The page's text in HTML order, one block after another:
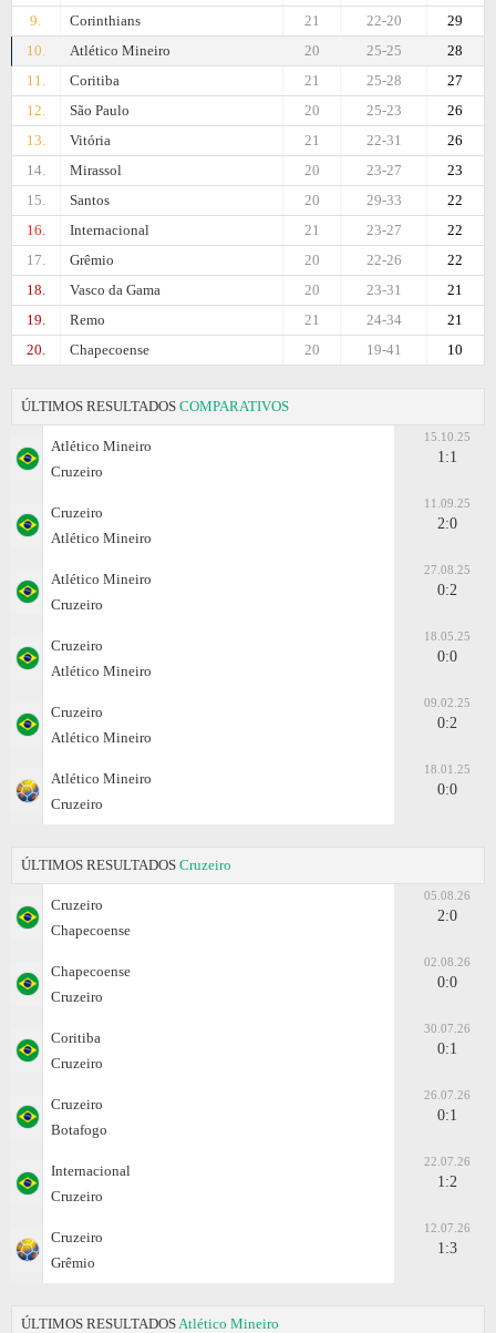
9.
Corinthians 29
22-20
21
10.
Atlético Mineiro 28
25-25
20
11.
Coritiba 27
25-28
21
12.
São Paulo 26
25-23
20
13.
Vitória 26
22-31
21
14.
Mirassol 23
23-27
20
15.
Santos 22
29-33
20
16.
Internacional 22
23-27
21
17.
Grêmio 22
22-26
20
18.
Vasco da Gama 21
23-31
20
19.
Remo 21
24-34
21
20.
Chapecoense 10
19-41
20
ÚLTIMOS RESULTADOS COMPARATIVOS
Atlético Mineiro
Cruzeiro
15.10.25
1:1
Cruzeiro
Atlético Mineiro
11.09.25
2:0
Atlético Mineiro
Cruzeiro
27.08.25
0:2
Cruzeiro
Atlético Mineiro
18.05.25
0:0
Cruzeiro
Atlético Mineiro
09.02.25
0:2
Atlético Mineiro
Cruzeiro
18.01.25
0:0
ÚLTIMOS RESULTADOS Cruzeiro
Cruzeiro
Chapecoense
05.08.26
2:0
Chapecoense
Cruzeiro
02.08.26
0:0
Coritiba
Cruzeiro
30.07.26
0:1
Cruzeiro
Botafogo
26.07.26
0:1
Internacional
Cruzeiro
22.07.26
1:2
Cruzeiro
Grêmio
12.07.26
1:3
ÚLTIMOS RESULTADOS Atlético Mineiro